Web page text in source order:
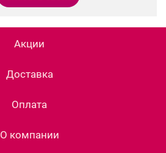
Акции
Доставка
Оплата
О компании